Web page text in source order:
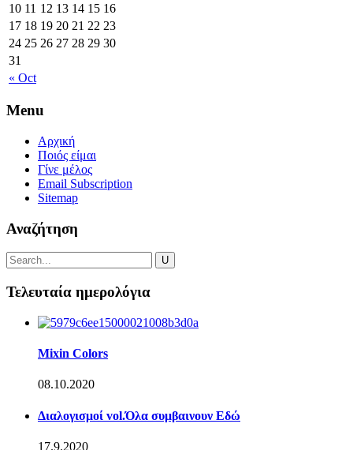
« Oct
10 11 12 13 14 15 16
17 18 19 20 21 22 23
24 25 26 27 28 29 30
31
Menu
Αρχική
Ποιός είμαι
Γίνε μέλος
Email Subscription
Sitemap
Αναζήτηση
Τελευταία ημερολόγια
Mixin Colors
08.10.2020
Διαλογισμοί vol.Όλα συμβαινουν Εδώ
17.9.2020